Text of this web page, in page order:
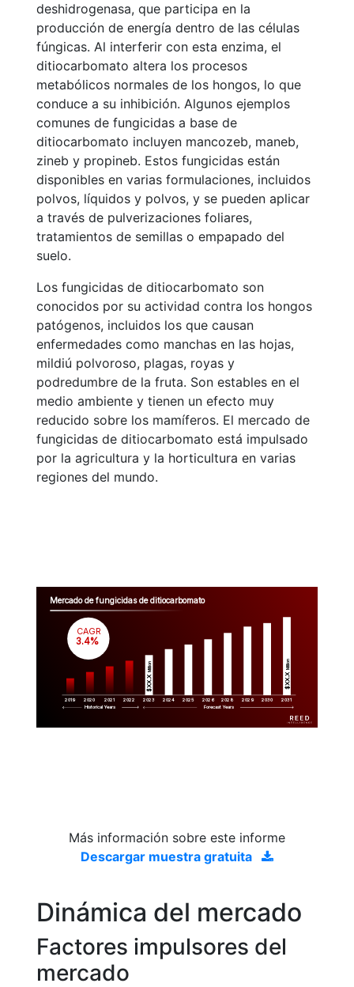
deshidrogenasa, que participa en la
producción de energía dentro de las células
fúngicas. Al interferir con esta enzima, el
ditiocarbomato altera los procesos
metabólicos normales de los hongos, lo que
conduce a su inhibición. Algunos ejemplos
comunes de fungicidas a base de
ditiocarbomato incluyen mancozeb, maneb,
zineb y propineb. Estos fungicidas están
disponibles en varias formulaciones, incluidos
polvos, líquidos y polvos, y se pueden aplicar
a través de pulverizaciones foliares,
tratamientos de semillas o empapado del
suelo.
Los fungicidas de ditiocarbomato son
conocidos por su actividad contra los hongos
patógenos, incluidos los que causan
enfermedades como manchas en las hojas,
mildiú polvoroso, plagas, royas y
podredumbre de la fruta. Son estables en el
medio ambiente y tienen un efecto muy
reducido sobre los mamíferos. El mercado de
fungicidas de ditiocarbomato está impulsado
por la agricultura y la horticultura en varias
regiones del mundo.
Mercado de fungicidas de ditiocarbomato
2019 2020 2021 2022 2023 2024 2025 2026 2028 2029 2030 2031
$XX.X
Million
$XX.X
Million
CAGR
3.4%
Historical Years Forecast Years
Más información sobre este informe
Descargar muestra gratuita
Dinámica del mercado
Factores impulsores del
mercado